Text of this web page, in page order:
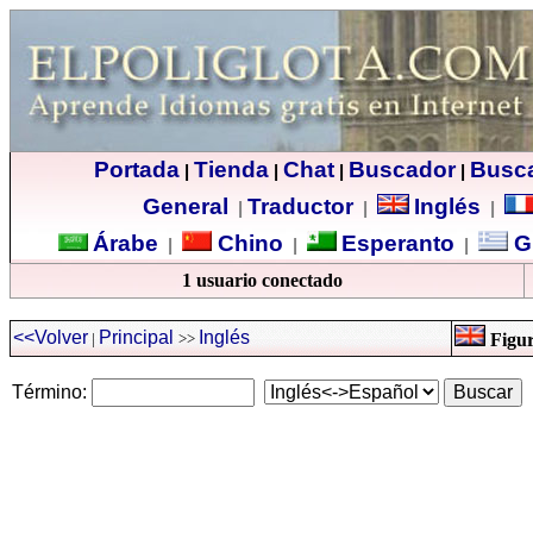
Portada| Tienda| Chat| Buscador|
General
Traductor| Inglés
Árabe Chino Esperanto
1 usuario conectado
<<Volver | Principal >> Inglés
Término: